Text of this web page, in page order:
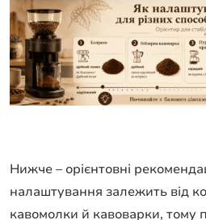
Нижче – орієнтовні
налаштування залежить від
кавомолки й кавоварки, тому